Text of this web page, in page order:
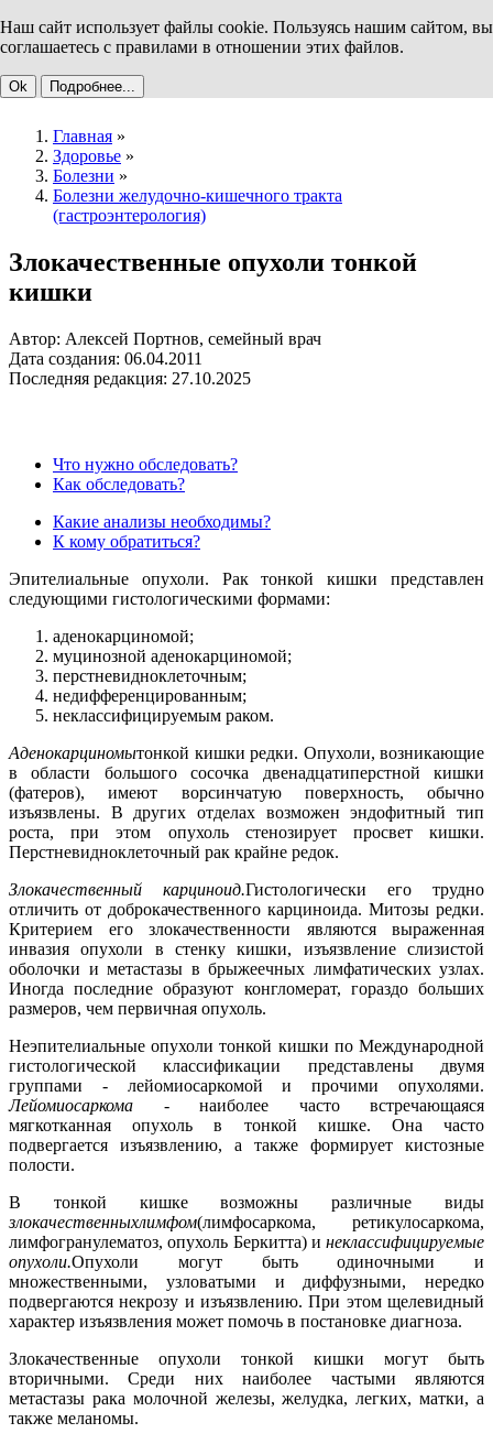
Наш сайт использует файлы cookie. Пользуясь нашим сайтом, вы
соглашаетесь с правилами в отношении этих файлов.
Ok Подробнее...
Главная »
Здоровье »
Болезни »
Болезни желудочно-кишечного тракта
(гастроэнтерология)
Злокачественные опухоли тонкой
кишки
Автор: Алексей Портнов, семейный врач
Дата создания: 06.04.2011
Последняя редакция: 27.10.2025
Что нужно обследовать?
Как обследовать?
Какие анализы необходимы?
К кому обратиться?
Эпителиальные опухоли. Рак тонкой кишки представлен
следующими гистологическими формами:
аденокарциномой;
муцинозной аденокарциномой;
перстневидноклеточным;
недифференцированным;
неклассифицируемым раком.
Аденокарциномытонкой кишки редки. Опухоли, возникающие
в области большого сосочка двенадцатиперстной кишки
(фатеров), имеют ворсинчатую поверхность, обычно
изъязвлены. В других отделах возможен эндофитный тип
роста, при этом опухоль стенозирует просвет кишки.
Перстневидноклеточный рак крайне редок.
Злокачественный карциноид.Гистологически его трудно
отличить от доброкачественного карциноида. Митозы редки.
Критерием его злокачественности являются выраженная
инвазия опухоли в стенку кишки, изъязвление слизистой
оболочки и метастазы в брыжеечных лимфатических узлах.
Иногда последние образуют конгломерат, гораздо больших
размеров, чем первичная опухоль.
Неэпителиальные опухоли тонкой кишки по Международной
гистологической классификации представлены двумя
группами - лейомиосаркомой и прочими опухолями.
Лейомиосаркома -наиболее часто встречающаяся
мягкотканная опухоль в тонкой кишке. Она часто
подвергается изъязвлению, а также формирует кистозные
полости.
В тонкой кишке возможны различные виды
злокачественныхлимфом(лимфосаркома, ретикулосаркома,
лимфогранулематоз, опухоль Беркитта) и неклассифицируемые
опухоли.Опухоли могут быть одиночными и
множественными, узловатыми и диффузными, нередко
подвергаются некрозу и изъязвлению. При этом щелевидный
характер изъязвления может помочь в постановке диагноза.
Злокачественные опухоли тонкой кишки могут быть
вторичными. Среди них наиболее частыми являются
метастазы рака молочной железы, желудка, легких, матки, а
также меланомы.